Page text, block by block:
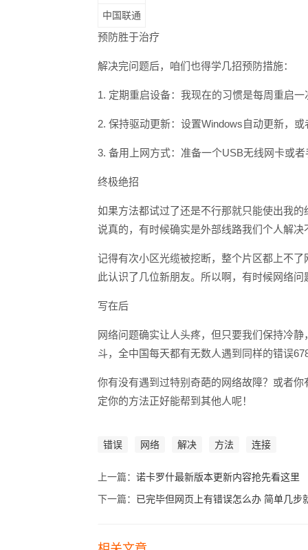
中国联通
预防胜于治疗
解决完问题后，咱们也得学几招预防措施：
1. 定期重启设备：我现在的习惯是每周重启
2. 保持驱动更新：设置Windows自动更新，
3. 备用上网方式：准备一个USB无线网卡或
终极绝招
如果方法都试过了还是不行那就只能使出我
说真的，有时候确实是外部线路我们个人解决
记得有次小区光缆被挖断，整个片区都上不
此认识了几位新朋友。所以啊，有时候网络问
写在后
网络问题确实让人头疼，但只要我们保持冷
斗，全中国每天都有无数人遇到同样的错误678
你有没有遇到过特别奇葩的网络故障？或者
定你的方法正好能帮到其他人呢！
错误 网络 解决 方法 连接
上一篇： 诺卡罗什最新版本更新内容抢先看这里
下一篇： 已完毕但网页上有错误怎么办 简单几步